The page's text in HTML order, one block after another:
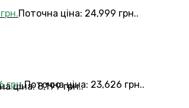
грн.Поточна ціна: 24,999 грн..
грн.Поточна ціна: 23,626 грн..
ціна: 8,199 грн..